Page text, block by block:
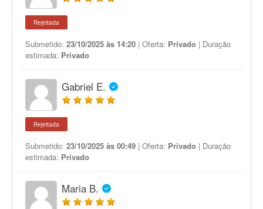
Rejeitada
Submetido: 23/10/2025 às 14:20 | Oferta: Privado | Duração
estimada: Privado
Gabriel E.
Rejeitada
Submetido: 23/10/2025 às 00:49 | Oferta: Privado | Duração
estimada: Privado
Maria B.